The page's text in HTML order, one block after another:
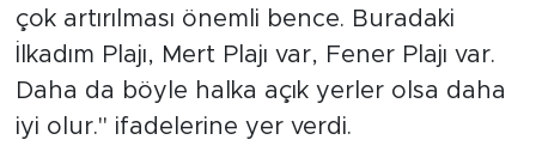
çok artırılması önemli bence. Buradaki
İlkadım Plajı, Mert Plajı var, Fener Plajı var.
Daha da böyle halka açık yerler olsa daha
iyi olur." ifadelerine yer verdi.